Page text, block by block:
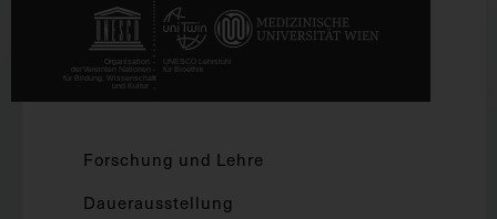
Forschung und Lehre
Dauerausstellung